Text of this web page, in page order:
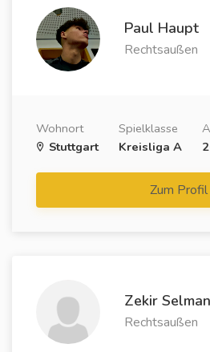
Paul Haupt
Rechtsaußen
Wohnort
Stuttgart
Spielklasse
Kreisliga A
Zum Profil
Zekir Selman
Rechtsaußen